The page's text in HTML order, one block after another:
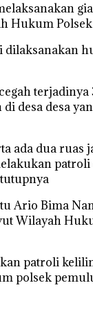
Hukum
terjadinya
desa desa
ada dua
Bima
Wilayah
patroli
polsek